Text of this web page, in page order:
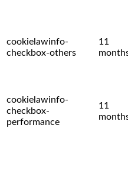
cookielawinfo-
checkbox-others
11
cookielawinfo-
checkbox-
performance
11